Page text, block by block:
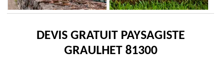
DEVIS GRATUIT PAYSAGISTE
GRAULHET 81300